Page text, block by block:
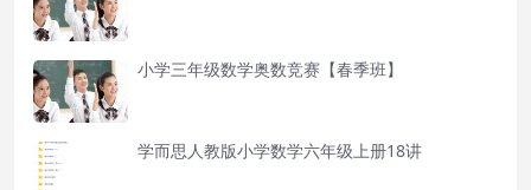
小学三年级数学奥数竞赛【春季班】
学而思人教版小学数学六年级上册18讲